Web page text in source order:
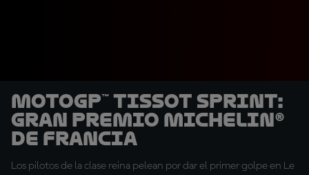
MotoGP™ Tissot Sprint:
Gran Premio Michelin®
de Francia
Los pilotos de la clase reina pelean por dar el primer golpe en Le